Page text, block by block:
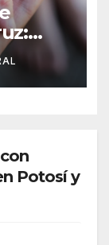
Potosí y